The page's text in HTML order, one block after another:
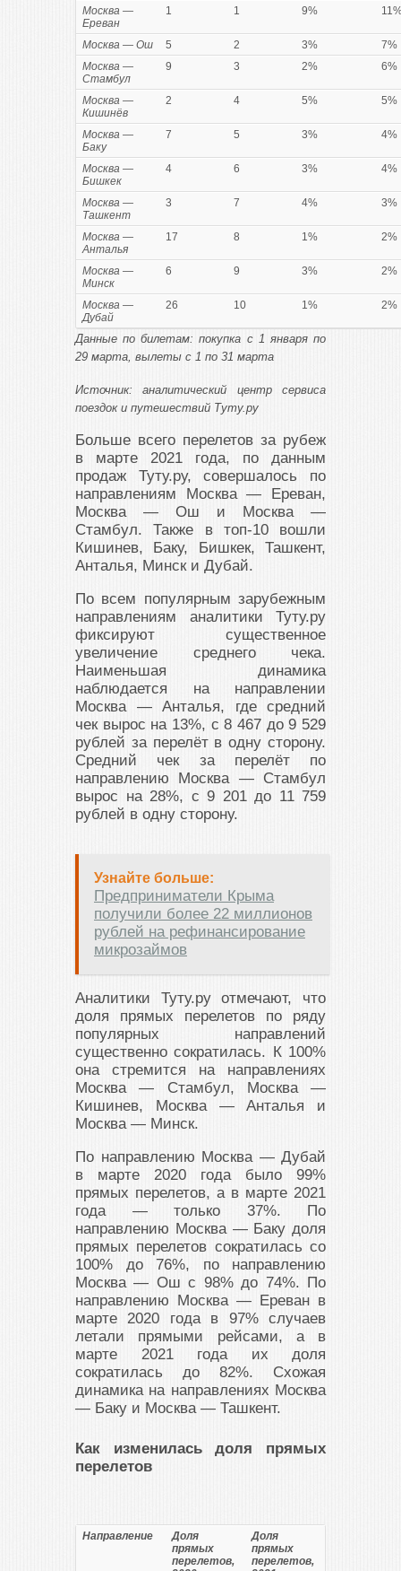
Москва —
Ереван
1 1 9%
Москва — Ош 5 2 3%
7%
Москва —
Стамбул
9 3 2% 6%
Москва —
Кишинёв
2 4 5% 5%
Москва —
Баку
7 5 3% 4%
Москва —
Бишкек
4 6 3% 4%
Москва —
Ташкент
3 7 4% 3%
Москва —
Анталья
17 8 1% 2%
Москва —
Минск
6 9 3% 2%
Москва —
Дубай
26 10 1% 2%
Данные по билетам: покупка с 1 января по
29 марта, вылеты с 1 по 31 марта
Источник: аналитический центр сервиса
поездок и путешествий Туту.ру
Больше всего перелетов за рубеж
в марте 2021 года, по данным
продаж Туту.ру, совершалось по
направлениям Москва — Ереван,
Москва — Ош и Москва —
Стамбул. Также в топ-10 вошли
Кишинев, Баку, Бишкек, Ташкент,
Анталья, Минск и Дубай.
По всем популярным зарубежным
направлениям аналитики Туту.ру
фиксируют существенное
увеличение среднего чека.
Наименьшая динамика
наблюдается на направлении
Москва — Анталья, где средний
чек вырос на 13%, с 8 467 до 9 529
рублей за перелёт в одну сторону.
Средний чек за перелёт по
направлению Москва — Стамбул
вырос на 28%, с 9 201 до 11 759
рублей в одну сторону.
Узнайте больше:
Предприниматели Крыма
получили более 22 миллионов
рублей на рефинансирование
микрозаймов
Аналитики Туту.ру отмечают, что
доля прямых перелетов по ряду
популярных направлений
существенно сократилась. К 100%
она стремится на направлениях
Москва — Стамбул, Москва —
Кишинев, Москва — Анталья и
Москва — Минск.
По направлению Москва — Дубай
в марте 2020 года было 99%
прямых перелетов, а в марте 2021
года — только 37%. По
направлению Москва — Баку доля
прямых перелетов сократилась со
100% до 76%, по направлению
Москва — Ош с 98% до 74%. По
направлению Москва — Ереван в
марте 2020 года в 97% случаев
летали прямыми рейсами, а в
марте 2021 года их доля
сократилась до 82%. Схожая
динамика на направлениях Москва
— Баку и Москва — Ташкент.
Как изменилась доля прямых
перелетов
Направление
Доля
прямых
перелетов,
Доля
прямых
перелетов,